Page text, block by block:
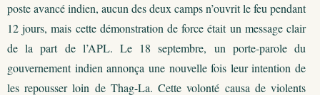
poste avancé indien, aucun des deux camps n’ouvrit le feu pendant
12 jours, mais cette démonstration de force était un message clair
de la part de l’APL. Le 18 septembre, un porte-parole du
gouvernement indien annonça une nouvelle fois leur intention de
les repousser loin de Thag-La. Cette volonté causa de violents